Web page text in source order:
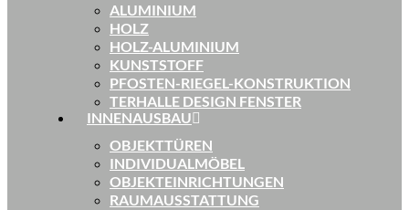
ALUMINIUM
HOLZ
HOLZ-ALUMINIUM
KUNSTSTOFF
PFOSTEN-RIEGEL-KONSTRUKTION
TERHALLE DESIGN FENSTER
INNENAUSBAU
OBJEKTTÜREN
INDIVIDUALMÖBEL
OBJEKTEINRICHTUNGEN
RAUMAUSSTATTUNG